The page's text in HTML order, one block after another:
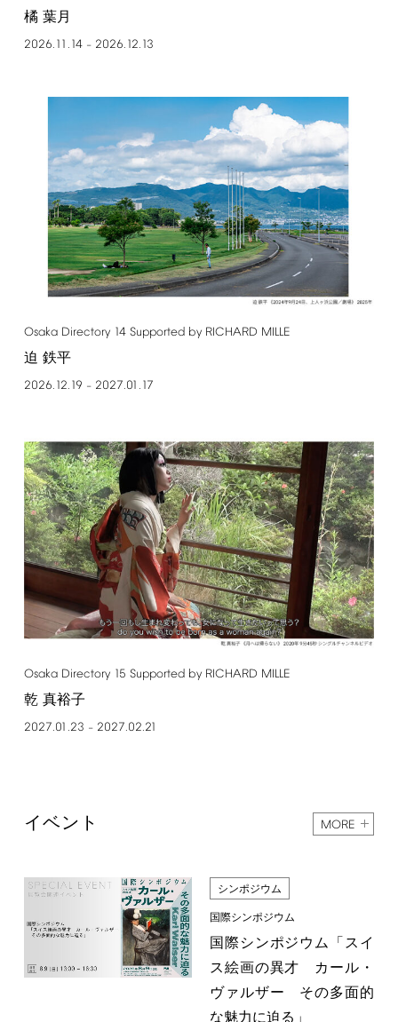
橘 葉月
2026.11.14– 2026.12.13
Osaka Directory 14 Supported by RICHARD MILLE
迫 鉄平
2026.12.19 – 2027.01.17
Osaka Directory 15 Supported by RICHARD MILLE
乾 真裕子
2027.01.23 – 2027.02.21
イベント MORE
シンポジウム
国際シンポジウム
国際シンポジウム「スイ
ス絵画の異才 カール・
ヴァルザー その多面的
な魅力に迫る」